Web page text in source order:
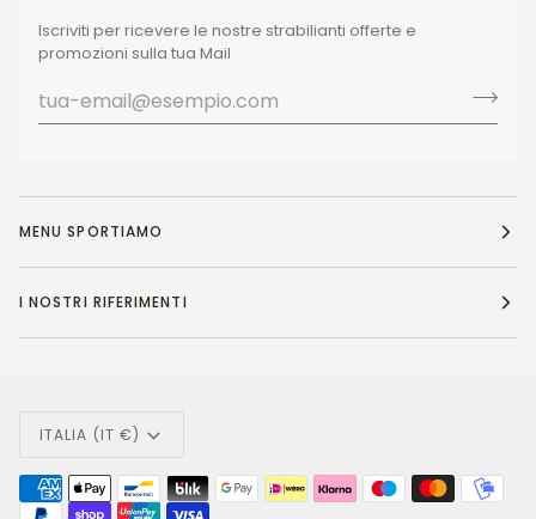
Iscriviti per ricevere le nostre strabilianti offerte e
promozioni sulla tua Mail
MENU SPORTIAMO
I NOSTRI RIFERIMENTI
Valuta
ITALIA (IT €)